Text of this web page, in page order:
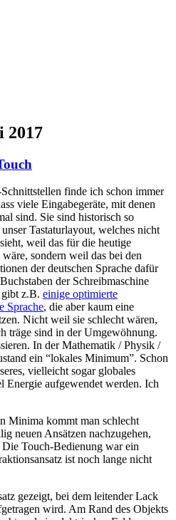
2017
finde ich schon immer
viele Eingabegeräte, mit denen
sind. Sie sind historisch so
Tastaturlayout, welches nicht
weil das für die heutige
sondern weil das bei den
der deutschen Sprache dafür
der Schreibmaschine
z.B. einige optimierte
Sprache, die aber kaum eine
Nicht weil sie schlecht wären,
träge sind in der Umgewöhnung.
In der Mathematik / Physik /
ein “lokales Minimum”. Schon
vielleicht sogar globales
Energie aufgewendet werden. Ich
Minima kommt man schlecht
neuen Ansätzen nachzugehen,
Touch-Bedienung war ein
ist noch lange nicht
gezeigt, bei dem leitender Lack
wird. Am Rand des Objekts